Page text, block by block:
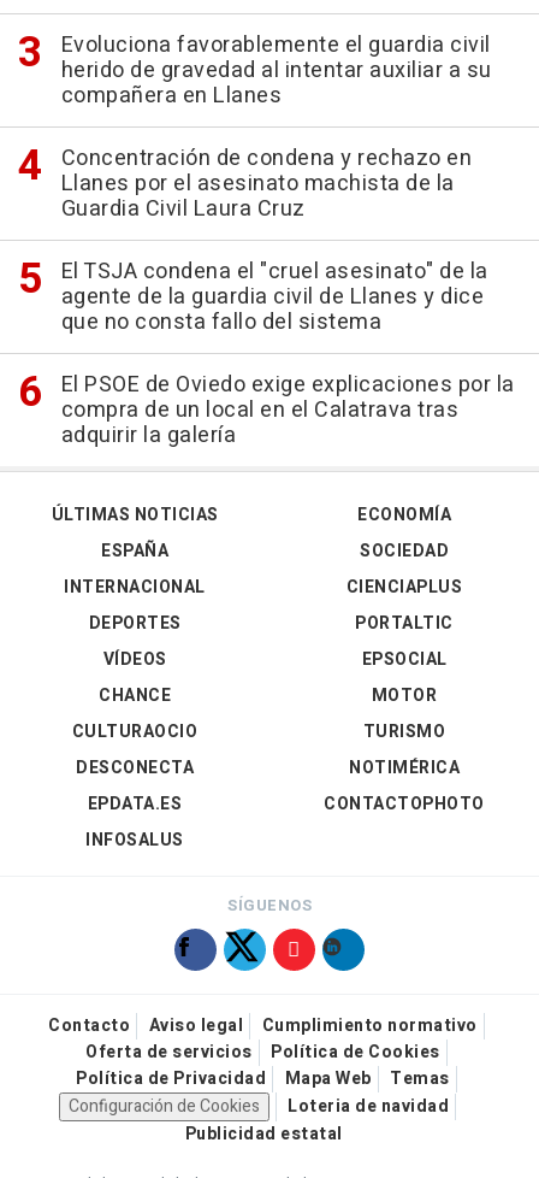
Evoluciona favorablemente el guardia civil
herido de gravedad al intentar auxiliar a su
compañera en Llanes
Concentración de condena y rechazo en
Llanes por el asesinato machista de la
Guardia Civil Laura Cruz
El TSJA condena el "cruel asesinato" de la
agente de la guardia civil de Llanes y dice
que no consta fallo del sistema
El PSOE de Oviedo exige explicaciones por la
compra de un local en el Calatrava tras
adquirir la galería
ÚLTIMAS NOTICIAS
ESPAÑA
INTERNACIONAL
DEPORTES
VÍDEOS
ECONOMÍA
SOCIEDAD
CIENCIAPLUS
PORTALTIC
EPSOCIAL
CHANCE
CULTURAOCIO
DESCONECTA
EPDATA.ES
INFOSALUS
MOTOR
TURISMO
NOTIMÉRICA
CONTACTOPHOTO
SÍGUENOS
Contacto Aviso legal
Cumplimiento normativo
Oferta de servicios
Política de Cookies
Política de Privacidad
Mapa Web
Temas
Configuración de Cookies
Loteria de navidad
Publicidad estatal